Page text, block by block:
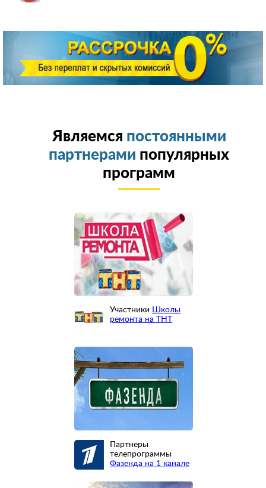
Являемся постоянными
партнерами популярных
программ
Участники Школы
ремонта на ТНТ
Партнеры
телепрограммы
Фазенда на 1 канале